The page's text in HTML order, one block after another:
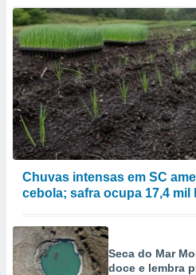
Chuvas intensas em SC
cebola; safra ocupa 17,4 mil
Seca do Mar
doce e lembra